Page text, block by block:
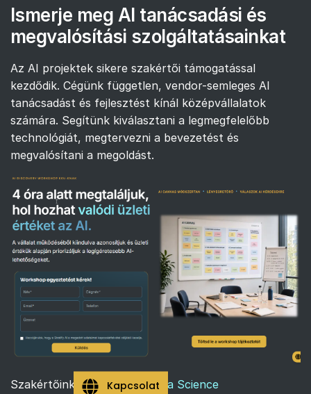
Ismerje meg AI tanácsadási és
megvalósítási szolgáltatásainkat
Az AI projektek sikere szakértői támogatással
kezdődik. Cégünk független, vendor-semleges AI
tanácsadást és fejlesztést kínál középvállalatok
számára. Segítünk kiválasztani a legmegfelelőbb
technológiát, megtervezni a bevezetést és
megvalósítani a megoldást.
Szakértőink átfogóAI és Data Science
Kapcsolat